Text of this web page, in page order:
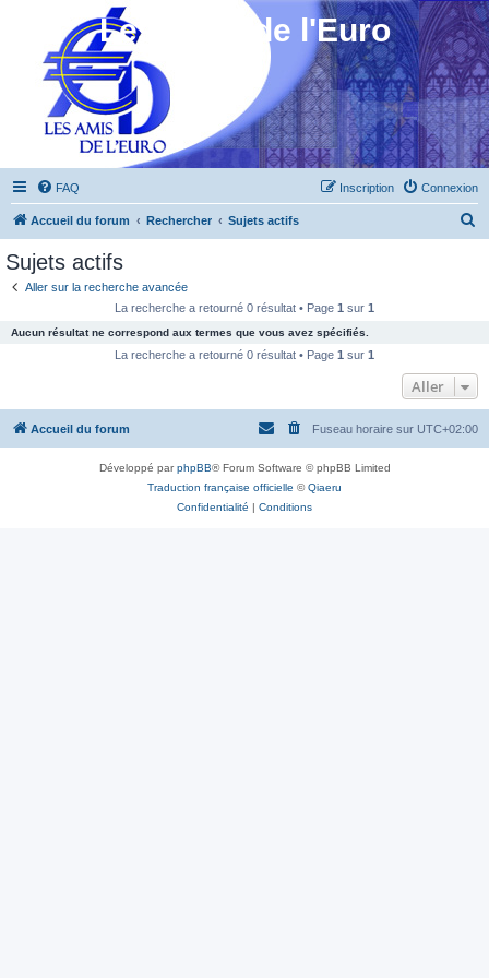
Les Amis de l'Euro
FAQ Connexion
Inscription
Accueil du forum Rechercher Sujets actifs
c
e
Sujets actifs
Aller sur la recherche avancée
La recherche a retourné 0 résultat • Page 1 sur 1
Aucun résultat ne correspond aux termes que vous avez spécifiés.
La recherche a retourné 0 résultat • Page 1 sur 1
Aller
Accueil du forum Fuseau horaire sur UTC+02:00
Développé parphpBB® Forum Software © phpBB Limited
Traduction française officielle ©Qiaeru
Confidentialité | Conditions